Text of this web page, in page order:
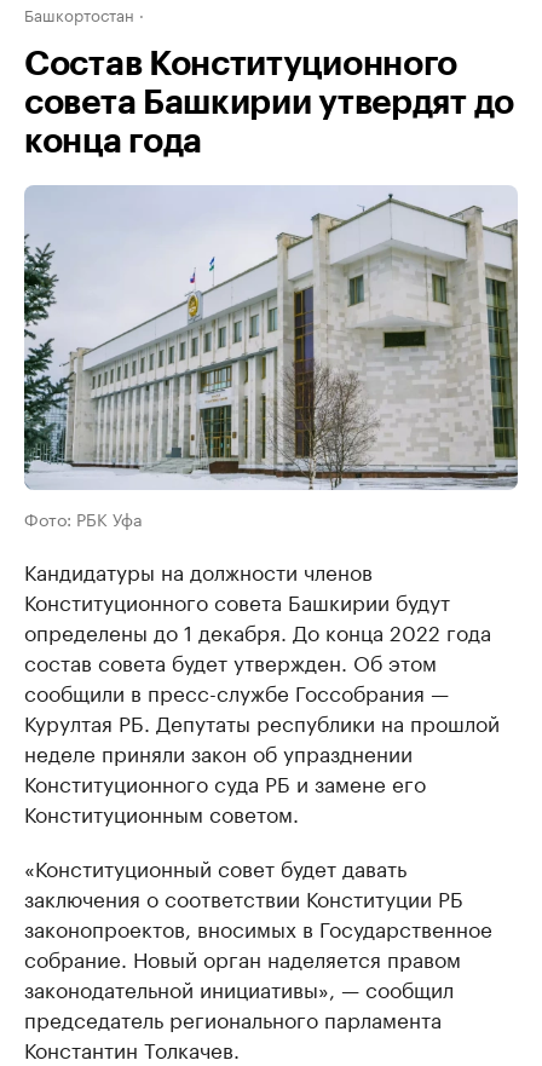
Башкортостан
Состав Конституционного
совета Башкирии утвердят до
конца года
Фото: РБК Уфа
Кандидатуры на должности членов
Конституционного совета Башкирии будут
определены до 1 декабря. До конца 2022 года
состав совета будет утвержден. Об этом
сообщили в пресс-службе Госсобрания —
Курултая РБ. Депутаты республики на прошлой
неделе приняли закон об упразднении
Конституционного суда РБ и замене его
Конституционным советом.
«Конституционный совет будет давать
заключения о соответствии Конституции РБ
законопроектов, вносимых в Государственное
собрание. Новый орган наделяется правом
законодательной инициативы», — сообщил
председатель регионального парламента
Константин Толкачев.